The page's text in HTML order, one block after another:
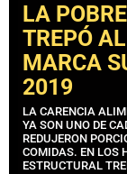
LA
TREPÓ
MARCA
2019
LA CARENCIA
YA SON UNO DE
REDUJERON
COMIDAS. EN LOS
ESTRUCTURAL